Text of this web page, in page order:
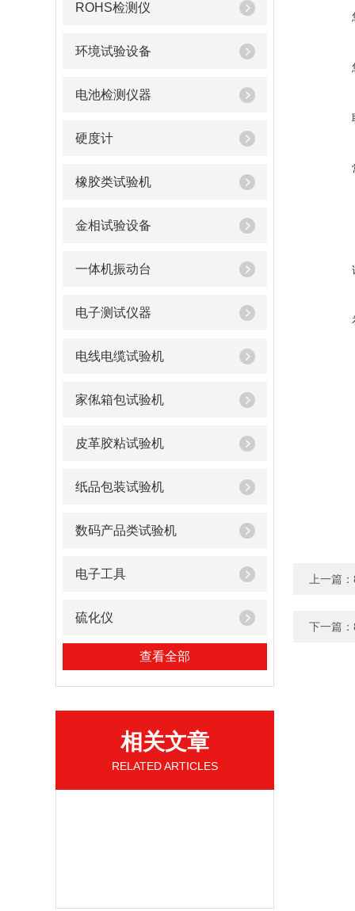
ROHS检测仪
环境试验设备
电池检测仪器
硬度计
橡胶类试验机
金相试验设备
一体机振动台
电子测试仪器
电线电缆试验机
家俬箱包试验机
皮革胶粘试验机
纸品包装试验机
数码产品类试验机
电子工具
硫化仪
查看全部
相关文章
RELATED ARTICLES
上一篇：
下一篇：